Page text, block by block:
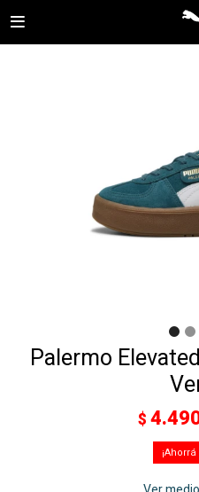

Palermo
$